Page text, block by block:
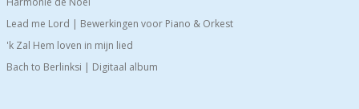
Lead me Lord | Bewerkingen voor Piano & Orkest
'k Zal Hem loven in mijn lied
Bach to Berlinksi | Digitaal album